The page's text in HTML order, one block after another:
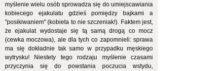
myślenie wielu osób sprowadza się do umiejscawiania
kobiecego ejakulatu gdzieś pomiędzy bajkami a
"posikiwaniem" (kobieta to nie szczeniak!). Faktem jest,
że ejakulat wydostaje się tą samą drogą co mocz
(cewka moczowa), ale dla tych co zapomnieli: sprawa
ma się dokładnie tak samo w przypadku męskiego
wytrysku! Niestety tego rodzaju myślenie czasami
przyczynia się do powstania poczucia wstydu,